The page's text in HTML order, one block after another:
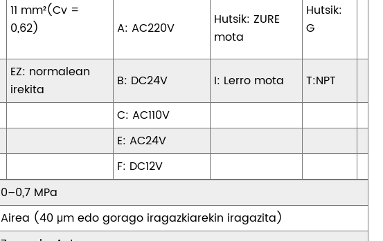
11 mm²(Cv =
0,62)
A: AC220V
Hutsik: ZURE
mota
Hutsik:
G
EZ: normalean
irekita
B: DC24V I: Lerro mota
T:NPT
C: AC110V
E: AC24V
F: DC12V
0–0,7 MPa
Airea (40 μm edo gorago iragazkiarekin iragazita)